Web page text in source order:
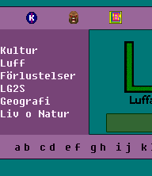
Kultur
Luff
Förlustelser
LG2S
Geografi
Liv o Natur
a b c d e f g h i j k